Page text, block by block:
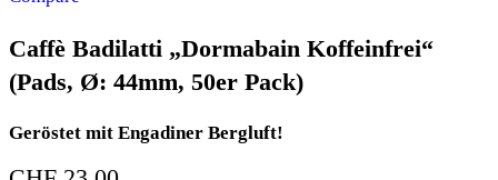
Caffè Badilatti „Dormabain Koffeinfrei“
(Pads, Ø: 44mm, 50er Pack)
Geröstet mit Engadiner Bergluft!